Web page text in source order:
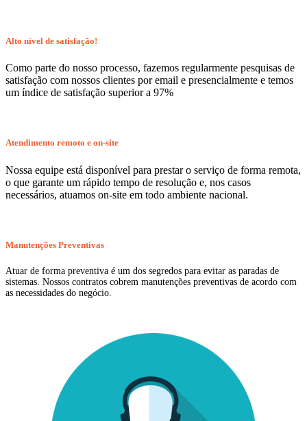
Alto nível de satisfação!
Como parte do nosso processo, fazemos regularmente pesquisas de
satisfação com nossos clientes por email e presencialmente e temos
um índice de satisfação superior a 97%
Atendimento remoto e on-site
Nossa equipe está disponível para prestar o serviço de forma remota,
o que garante um rápido tempo de resolução e, nos casos
necessários, atuamos on-site em todo ambiente nacional.
Manutenções Preventivas
Atuar de forma preventiva é um dos segredos para evitar as paradas de
sistemas. Nossos contratos cobrem manutenções preventivas de acordo com
as necessidades do negócio.